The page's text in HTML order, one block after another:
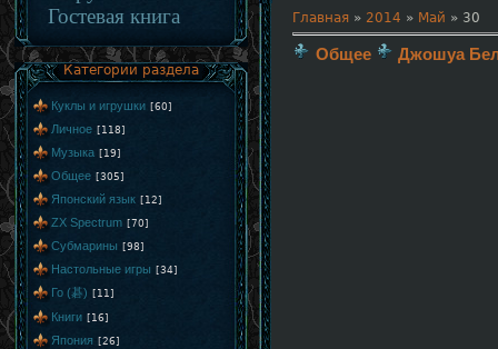
Гостевая книга
Категории раздела
Куклы и игрушки [60]
Личное [118]
Музыка [19]
Общее [305]
Японский язык [12]
ZX Spectrum [70]
Субмарины [98]
Настольные игры [34]
Го (碁) [11]
Книги [16]
Япония [26]
Главная » 2014 » Май » 30
Общее Джошуа